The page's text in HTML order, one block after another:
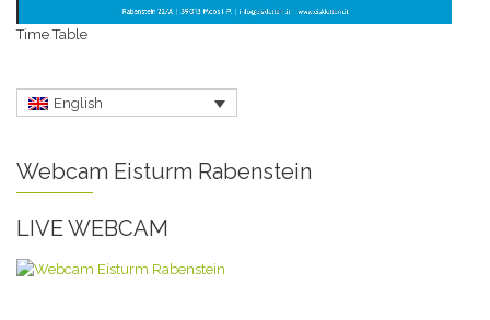
Time Table
English
Webcam Eisturm Rabenstein
LIVE WEBCAM